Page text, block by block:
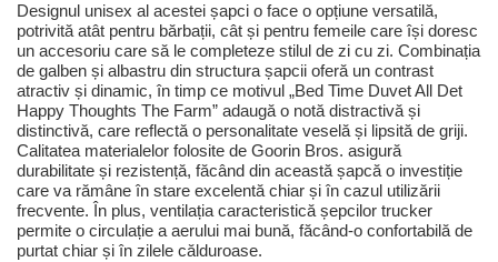
Designul unisex al acestei șapci o face o opțiune versatilă,
potrivită atât pentru bărbații, cât și pentru femeile care își doresc
un accesoriu care să le completeze stilul de zi cu zi. Combinația
de galben și albastru din structura șapcii oferă un contrast
atractiv și dinamic, în timp ce motivul „Bed Time Duvet All Det
Happy Thoughts The Farm” adaugă o notă distractivă și
distinctivă, care reflectă o personalitate veselă și lipsită de griji.
Calitatea materialelor folosite de Goorin Bros. asigură
durabilitate și rezistență, făcând din această șapcă o investiție
care va rămâne în stare excelentă chiar și în cazul utilizării
frecvente. În plus, ventilația caracteristică șepcilor trucker
permite o circulație a aerului mai bună, făcând-o confortabilă de
purtat chiar și în zilele călduroase.